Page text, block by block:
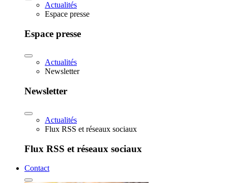
Actualités
Espace presse
Espace presse
Actualités
Newsletter
Newsletter
Actualités
Flux RSS et réseaux sociaux
Flux RSS et réseaux sociaux
Contact